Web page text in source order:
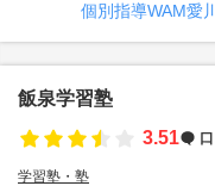
個別指導WAM愛
飯泉学習塾
3.51
学習塾・塾